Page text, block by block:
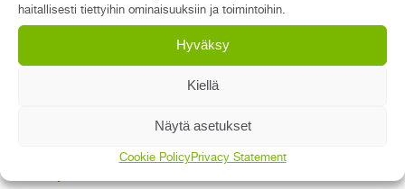
haitallisesti tiettyihin ominaisuuksiin ja toimintoihin.
Hyväksy
Kiellä
Näytä asetukset
Cookie PolicyPrivacy Statement
Osaamisperusteinen työvuorohallinta minimoi laatu- ja
turvallisuusriskit ja varmistaa riittävän, ajantasaisen
osaamisen kaikissa työvuoroissa, tiimeissä ja yksiköissä.